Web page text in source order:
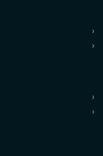
›
›
›
›